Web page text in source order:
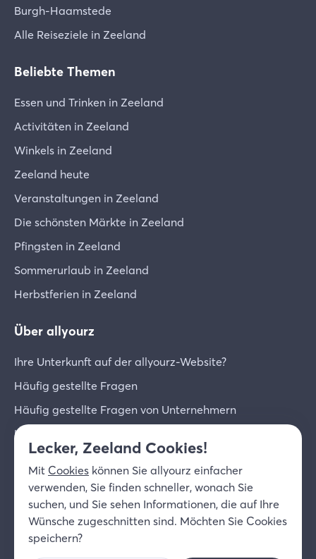
Burgh-Haamstede
Alle Reiseziele in Zeeland
Beliebte Themen
Essen und Trinken in Zeeland
Activitäten in Zeeland
Winkels in Zeeland
Zeeland heute
Veranstaltungen in Zeeland
Die schönsten Märkte in Zeeland
Pfingsten in Zeeland
Sommerurlaub in Zeeland
Herbstferien in Zeeland
Über allyourz
Ihre Unterkunft auf der allyourz-Website?
Häufig gestellte Fragen
Häufig gestellte Fragen von Unternehmern
Unternehmer-Login
Über uns
© 2026 allyourz b.v.
Nutzungsbedingungen
Datenschutzrichtlinie
Lecker, Zeeland Cookies!
Mit Cookies können Sie allyourz einfacher
verwenden, Sie finden schneller, wonach Sie
suchen, und Sie sehen Informationen, die auf Ihre
Wünsche zugeschnitten sind. Möchten Sie Cookies
speichern?